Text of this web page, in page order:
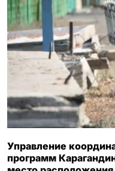
Управление
программ